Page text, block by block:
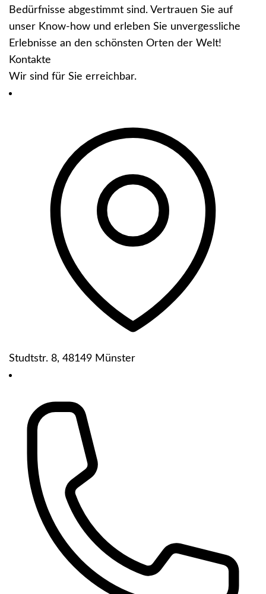
Bedürfnisse abgestimmt sind. Vertrauen Sie auf
unser Know-how und erleben Sie unvergessliche
Erlebnisse an den schönsten Orten der Welt!
Kontakte
Wir sind für Sie erreichbar.
Studtstr. 8, 48149 Münster